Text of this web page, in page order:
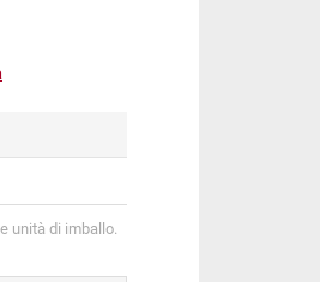
unità di imballo.